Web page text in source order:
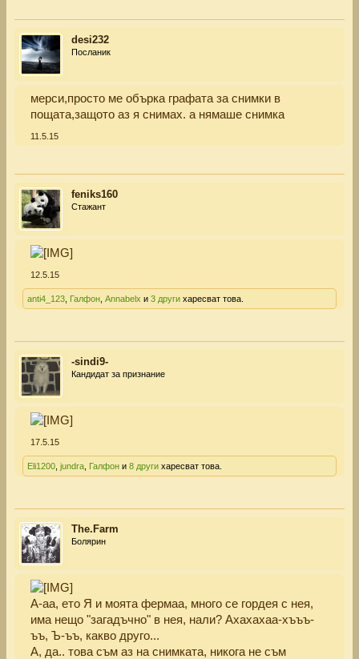
desi232
Посланик
мерси,просто ме обърка графата за снимки в
пощата,защото аз я снимах. а нямаше снимка
11.5.15
feniks160
Стажант
12.5.15
anti4_123 Галфон Annabelx и 3 други харесват това.
-sindi9-
Кандидат за признание
17.5.15
Eli1200 jundra Галфон и 8 други харесват това.
The.Farm
Болярин
А-аа, ето Я и моята фермаа, много се гордея с нея,
има нещо "загадъчно" в нея, нали? Ахахахаа-хъъъ-
ъъ, Ъ-ъъ, какво друго...
А, да.. това съм аз на снимката, никога не съм